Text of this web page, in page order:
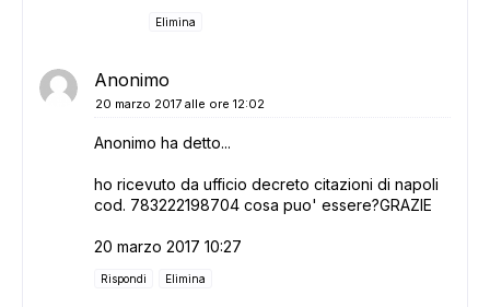
Elimina
Anonimo
20 marzo 2017 alle ore 12:02
Anonimo ha detto...
ho ricevuto da ufficio decreto citazioni di napoli
cod. 783222198704 cosa puo' essere?GRAZIE
20 marzo 2017 10:27
Rispondi Elimina